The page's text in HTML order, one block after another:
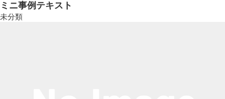
ミニ事例テキスト
未分類